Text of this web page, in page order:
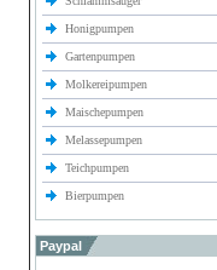
Honigpumpen
Gartenpumpen
Molkereipumpen
Maischepumpen
Melassepumpen
Teichpumpen
Bierpumpen
Paypal